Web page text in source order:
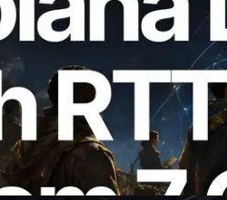
Leader Slot API
7 khu vực toàn cầu —
API cũng chính